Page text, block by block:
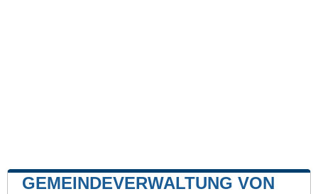
GEMEINDEVERWALTUNG VON